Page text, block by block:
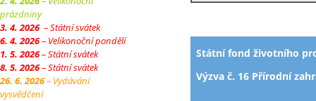
prázdniny
3. 4. 2026– Státní svátek
6. 4. 2026– Velikonoční pondělí
1. 5. 2026– Státní svátek
8. 5. 2026– Státní svátek
26. 6. 2026– Vydávání
vysvědčení
Státní fond životního
Výzva č. 16 Přírodní